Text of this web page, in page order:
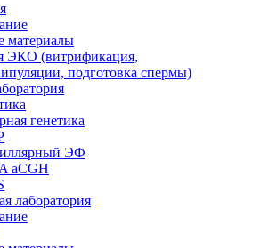
материалы
ЭКО (витрификация,
подготовка спермы)
генетика
ЭФ
aCGH
лаборатория